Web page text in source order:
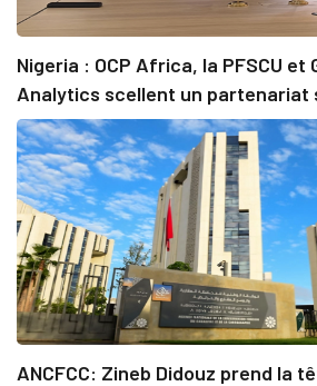
Nigeria : OCP Africa, la PFSCU et
Analytics scellent un partenariat
ANCFCC: Zineb Didouz prend la